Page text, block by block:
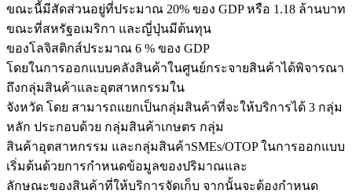
ขณะนี้มีสัดส่วนอยู่ที่ประมาณ 20% ของ GDP หรือ 1.18 ล้านบาท
ขณะที่สหรัฐอเมริกา และญี่ปุ่นมีต้นทุน
ของโลจิสติกส์ประมาณ 6 % ของ GDP
โดยในการออกแบบคลังสินค้าในศูนย์กระจายสินค้าได้พิจารณา
ถึงกลุ่มสินค้าและอุตสาหกรรมใน
จังหวัด โดย สามารถแยกเป็นกลุ่มสินค้าที่จะให้บริการได้ 3 กลุ่ม
หลัก ประกอบด้วย กลุ่มสินค้าเกษตร กลุ่ม
สินค้าอุตสาหกรรม และกลุ่มสินค้าSMEs/OTOP ในการออกแบบ
เริ่มต้นด้วยการกำหนดข้อมูลของปริมาณและ
ลักษณะของสินค้าที่ให้บริการจัดเก็บ จากนั้นจะต้องกำหนด